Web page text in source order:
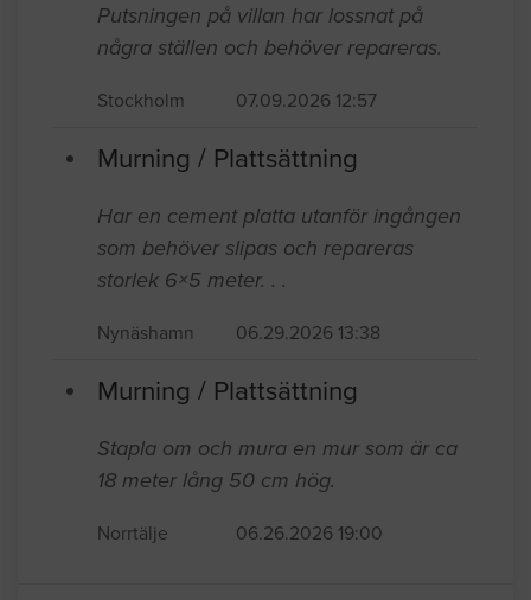
Putsningen på villan har lossnat på
några ställen och behöver repareras.
Stockholm 07.09.2026 12:57
Murning / Plattsättning
Har en cement platta utanför ingången
som behöver slipas och repareras
storlek 6×5 meter. . .
Nynäshamn 06.29.2026 13:38
Murning / Plattsättning
Stapla om och mura en mur som är ca
18 meter lång 50 cm hög.
Norrtälje 06.26.2026 19:00